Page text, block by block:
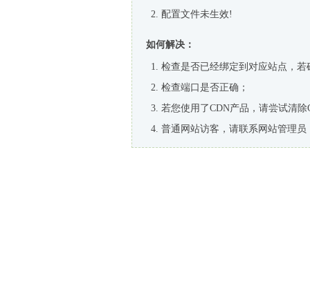
配置文件未生效!
如何解决：
检查是否已经绑定到对应站点，
检查端口是否正确；
若您使用了CDN产品，请尝试清除
普通网站访客，请联系网站管理员